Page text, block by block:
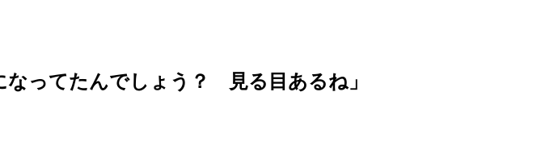
なってたんでしょう？ 見る目あるね」